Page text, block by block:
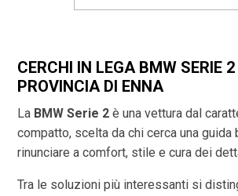
CERCHI IN LEGA BMW SERIE 2
PROVINCIA DI ENNA
La BMW Serie 2 è una vettura dal
compatto, scelta da chi cerca una guida
rinunciare a comfort, stile e cura dei
Tra le soluzioni più interessanti si